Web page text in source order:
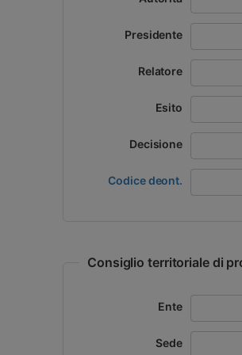
Presidente
Relatore
Esito
Decisione
Codice deont.
Consiglio territoriale di
Ente
Sede